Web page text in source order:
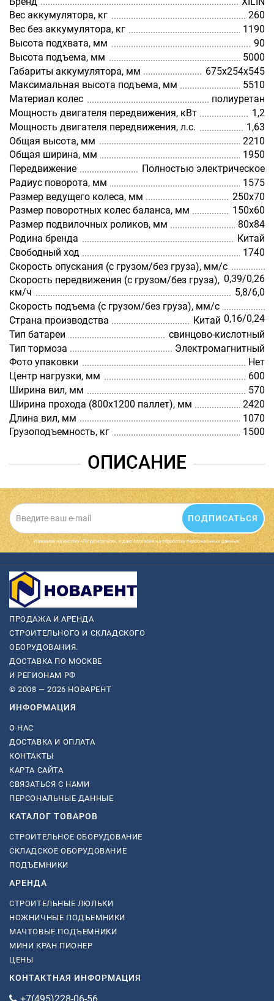
Вес аккумулятора, кг
260
Вес без аккумулятора, кг
1190
Высота подхвата, мм
90
Высота подъема, мм
5000
Габариты аккумулятора, мм
675х254х545
Максимальная высота подъема, мм
5510
Материал колес
полиуретан
Мощность двигателя передвижения, кВт
1,2
Мощность двигателя передвижения, л.с.
1,63
Общая высота, мм
2210
Общая ширина, мм
1950
Передвижение
Полностью электрическое
Радиус поворота, мм
1575
Размер ведущего колеса, мм
250х70
Размер поворотных колес баланса, мм
150х60
Размер подвилочных роликов, мм
80х84
Родина бренда
Китай
Свободный ход
1740
Скорость опускания (с грузом/без груза), мм/с
0,39/0,26
Скорость передвижения (с грузом/без груза),
км/ч
5,8/6,0
Скорость подъема (с грузом/без груза), мм/с
0,16/0,24
Страна производства
Китай
Тип батареи
свинцово-кислотный
Тип тормоза
Электромагнитный
Фото упаковки
Нет
Центр нагрузки, мм
600
Ширина вил, мм
570
Ширина прохода (800х1200 паллет), мм
2420
Длина вил, мм
1070
Грузоподъемность, кг
1500
ОПИСАНИЕ
ПОДПИСАТЬСЯ
Нажимая на кнопку «Подписаться», я даю cогласие на обработку персональных данных.
ПРОДАЖА И АРЕНДА
СТРОИТЕЛЬНОГО И СКЛАДСКОГО
ОБОРУДОВАНИЯ.
ДОСТАВКА ПО МОСКВЕ
И РЕГИОНАМ РФ
© 2008 — 2026 НОВАРЕНТ
ИНФОРМАЦИЯ
О НАС
ДОСТАВКА И ОПЛАТА
КОНТАКТЫ
КАРТА САЙТА
СВЯЗАТЬСЯ С НАМИ
ПЕРСОНАЛЬНЫЕ ДАННЫЕ
КАТАЛОГ ТОВАРОВ
СТРОИТЕЛЬНОЕ ОБОРУДОВАНИЕ
СКЛАДСКОЕ ОБОРУДОВАНИЕ
ПОДЪЕМНИКИ
АРЕНДА
СТРОИТЕЛЬНЫЕ ЛЮЛЬКИ
НОЖНИЧНЫЕ ПОДЪЕМНИКИ
МАЧТОВЫЕ ПОДЪЕМНИКИ
МИНИ КРАН ПИОНЕР
ЦЕНЫ
КОНТАКТНАЯ ИНФОРМАЦИЯ